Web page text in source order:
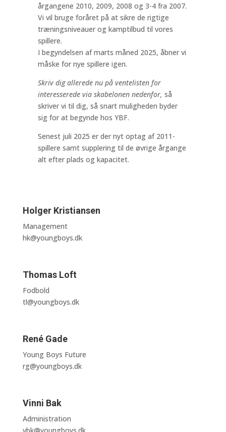
årgangene 2010, 2009, 2008 og 3-4 fra 2007.
Vi vil bruge foråret på at sikre de rigtige
træningsniveauer og kamptilbud til vores
spillere.
I begyndelsen af marts måned 2025, åbner vi
måske for nye spillere igen.
Skriv dig allerede nu på ventelisten for
interesserede via skabelonen nedenfor, så
skriver vi til dig, så snart muligheden byder
sig for at begynde hos YBF.
Senest juli 2025 er der nyt optag af 2011-
spillere samt supplering til de øvrige årgange
alt efter plads og kapacitet.
Holger Kristiansen
Management
hk@youngboys.dk
Thomas Loft
Fodbold
tl@youngboys.dk
René Gade
Young Boys Future
rg@youngboys.dk
Vinni Bak
Administration